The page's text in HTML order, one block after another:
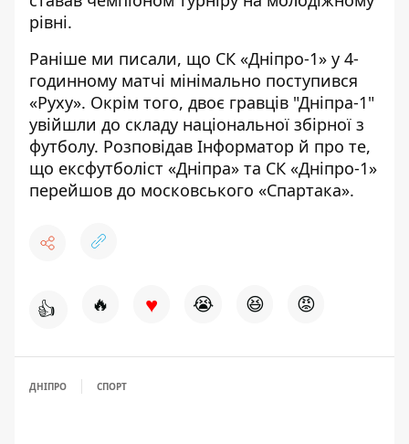
рівні.
Раніше ми писали, що СК «Дніпро-1» у 4-
годинному матчі мінімально поступився
«Руху». Окрім того, двоє гравців "Дніпра-1"
увійшли до складу національної збірної з
футболу. Розповідав Інформатор й про те,
що ексфутболіст «Дніпра» та СК «Дніпро-1»
перейшов до московського «Спартака».
👍 🔥 ♥ 😭 😆 😡
ДНІПРО СПОРТ